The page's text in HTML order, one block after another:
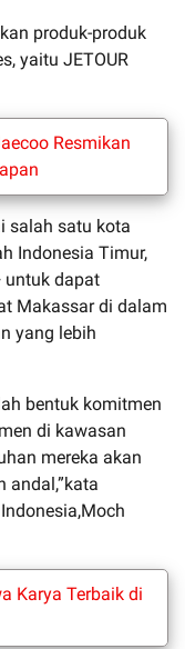
produk-produk
yaitu JETOUR
Resmikan
salah satu kota
Indonesia Timur,
untuk dapat
Makassar di dalam
yang lebih
bentuk komitmen
di kawasan
mereka akan
andal,”kata
Karya Terbaik di